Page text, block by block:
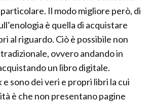
Il modo migliore però, di
è quella di acquistare
al riguardo. Ciò è possibile non
ovvero andando in
un libro digitale.
e sono dei veri e propri libri la cui
è che non presentano pagine